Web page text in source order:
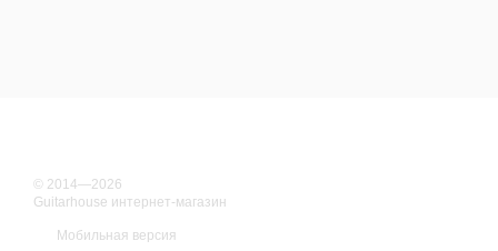
© 2014—2026
Guitarhouse интернет-магазин
Мобильная версия